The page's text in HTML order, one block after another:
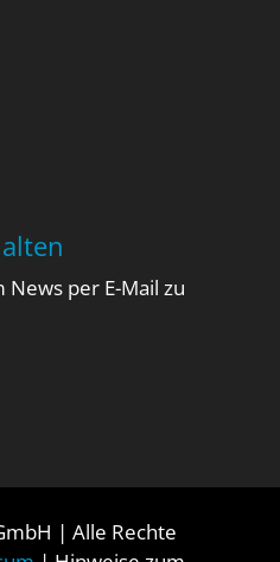
per E-Mail zu
| Alle Rechte